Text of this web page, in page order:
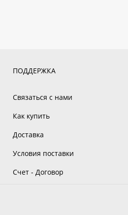
ПОДДЕРЖКА
Связаться с нами
Как купить
Доставка
Условия поставки
Счет - Договор